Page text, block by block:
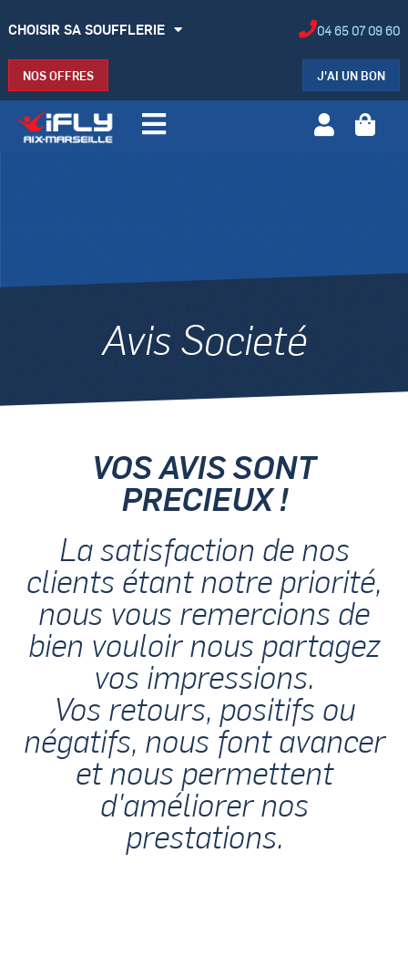
CHOISIR SA SOUFFLERIE 04 65 07 09 60
NOS OFFRES J'AI UN BON
Avis Societé
VOS AVIS SONT
PRECIEUX !
La satisfaction de nos
clients étant notre priorité,
nous vous remercions de
bien vouloir nous partagez
vos impressions.
Vos retours, positifs ou
négatifs, nous font avancer
et nous permettent
d'améliorer nos
prestations.